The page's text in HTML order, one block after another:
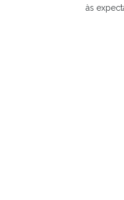
às